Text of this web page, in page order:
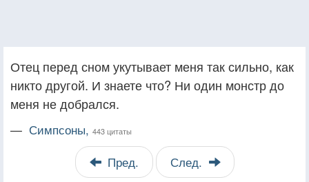
Отец перед сном укутывает меня так сильно, как
никто другой. И знаете что? Ни один монстр до
меня не добрался.
— Симпсоны, 443 цитаты
Пред. След.